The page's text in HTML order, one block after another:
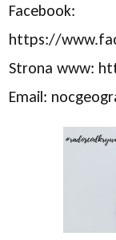
Facebook:
https://
Strona www:
Email: